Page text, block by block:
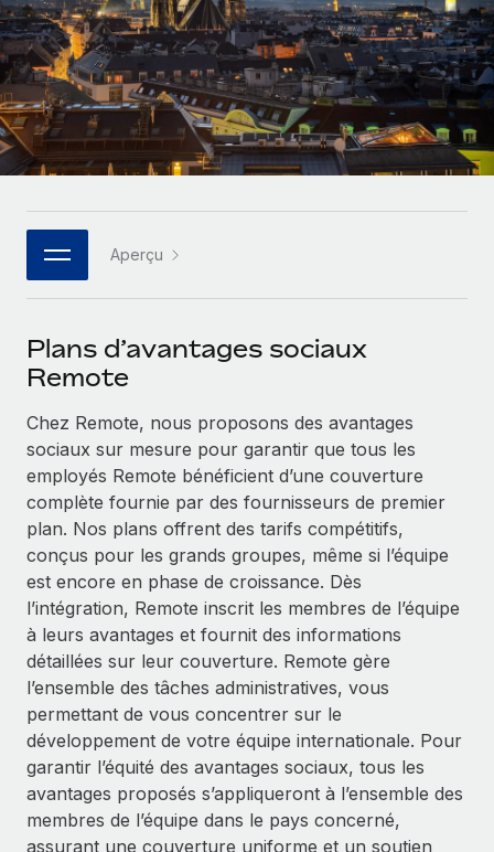
INFRASTRUCTURE
Intégration Remote
Intégrez vos RH aux flux de travail en toute simplicité
Des fonctions RH clés intégrées pour votre équipe
Connectez n'importe quel outil d’IA à Remote grâce à
notre MCP
Rationalisez vos processus avec des outils essentiels
SERVICES
Demandez aux experts
Recevez des conseils d’experts sur les RH à
l’international et la conformité
Contrôles d’antécédents
Simplifiez vos processus de présélection des
candidats
Remote Watchtower
Gardez un temps d’avance sur les risques en
matière de conformité
Gestion des appareils
Achetez et suivez vos équipements informatiques
dans le monde entier
Start-ups
Des solutions agiles et internationales pour les RH et la
paie des entreprises en pleine croissance
Entreprises intermédiaires
Développez vos équipes avec des solutions RH sur
mesure
Entreprise
Les RH à l’international pour les grandes entreprises
Partenaires stratégiques de la tech
Intégrez les RH à l’international de manière flexible
Devenir partenaire
Explorez avec nous vos opportunités de partenariat
Remote Build
Bientôt disponible
Conseil en intégrations et automatisations assistées par
ÉTUDES DE CAS
Comment Weaviate, l'as de l'IA, a développé
ses effectifs de 120 % avec Remote
Weaviate en bref Weaviate crée des infrastructures open
source et AI-first. Sa mission est...
En savoir plus
APPRENDRE AVEC REMOTE
Recherche et guides
Études de cas
Checklists et modèles
Descriptions de postes
Événements
Données sur les salaires et les talents
Centre de ressources
Obtenir de l’aide
Voir toutes les ressources
BLOG
Paie multipays
EOR et PEO
Gestion des freelances
Deutsch
Español
Italiano
Português (Portugal)
日本語
한국어
Aperçu
Plans d’avantages sociaux
Remote
Chez Remote, nous proposons des avantages
sociaux sur mesure pour garantir que tous les
employés Remote bénéficient d’une couverture
complète fournie par des fournisseurs de premier
plan. Nos plans offrent des tarifs compétitifs,
conçus pour les grands groupes, même si l’équipe
est encore en phase de croissance. Dès
l’intégration, Remote inscrit les membres de l’équipe
à leurs avantages et fournit des informations
détaillées sur leur couverture. Remote gère
l’ensemble des tâches administratives, vous
permettant de vous concentrer sur le
développement de votre équipe internationale. Pour
garantir l’équité des avantages sociaux, tous les
avantages proposés s’appliqueront à l’ensemble des
membres de l’équipe dans le pays concerné,
assurant une couverture uniforme et un soutien